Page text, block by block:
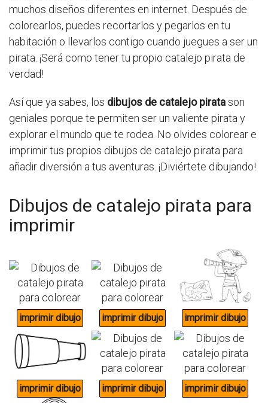
muchos diseños diferentes en internet. Después de
colorearlos, puedes recortarlos y pegarlos en tu
habitación o llevarlos contigo cuando juegues a ser un
pirata. ¡Será como tener tu propio catalejo pirata de
verdad!
Así que ya sabes, los dibujos de catalejo piratason
geniales porque te permiten ser un valiente pirata y
explorar el mundo que te rodea. No olvides colorear e
imprimir tus propios dibujos de catalejo pirata para
añadir diversión a tus aventuras. ¡Diviértete dibujando!
Dibujos de catalejo pirata para
imprimir